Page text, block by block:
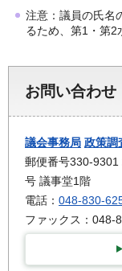
注意：議員の氏名
るため、第1・第2
お問い合わせ
議会事務局 政策調
郵便番号330-
号 議事堂1階
電話： 048-830-
ファックス：048-